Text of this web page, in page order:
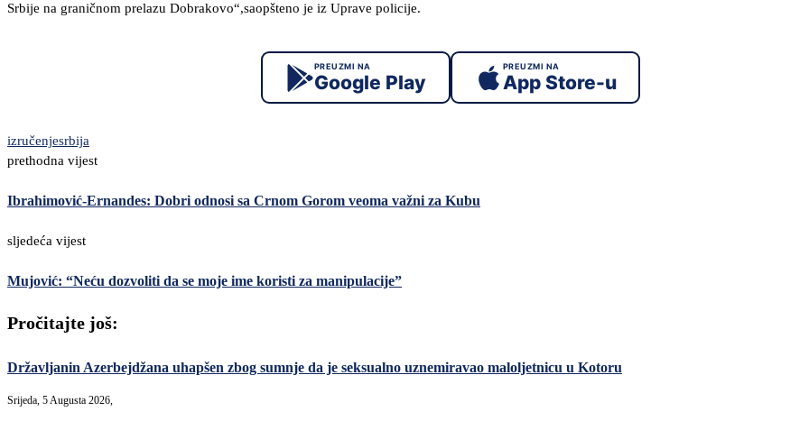
Srbije na graničnom prelazu Dobrakovo“,saopšteno je iz Uprave policije.
PREUZMI NA
Google Play
PREUZMI NA
App Store-u
izručenjesrbija
prethodna vijest
Ibrahimović-Ernandes: Dobri odnosi sa Crnom Gorom veoma važni za Kubu
sljedeća vijest
Mujović: “Neću dozvoliti da se moje ime koristi za manipulacije”
Pročitajte još:
Državljanin Azerbejdžana uhapšen zbog sumnje da je seksualno uznemiravao maloljetnicu u Kotoru
Srijeda, 5 Augusta 2026,